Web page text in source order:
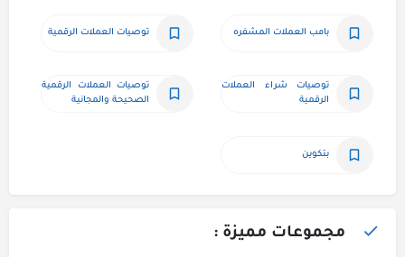
بامب العملات المشفره توصيات العملات الرقمية
الرقمية
الصحيحة والمجانية
بتكوين
مجموعات مميزة :